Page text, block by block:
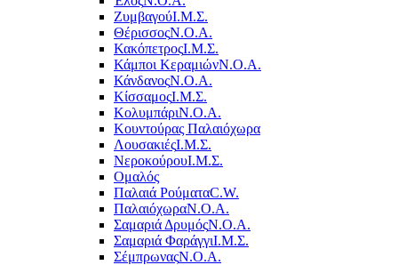
ΖυμβαγούΙ.Μ.Σ.
ΘέρισσοςΝ.Ο.Α.
ΚακόπετροςΙ.Μ.Σ.
Κάμποι ΚεραμιώνΝ.Ο.Α.
ΚάνδανοςΝ.Ο.Α.
ΚίσσαμοςΙ.Μ.Σ.
ΚολυμπάριΝ.Ο.Α.
Κουντούρας Παλαιόχωρα
ΛουσακιέςΙ.Μ.Σ.
ΝεροκούρουΙ.Μ.Σ.
Ομαλός
Παλαιά ΡούματαC.W.
ΠαλαιόχωραΝ.Ο.Α.
Σαμαριά ΔρυμόςΝ.Ο.Α.
Σαμαριά ΦαράγγιΙ.Μ.Σ.
ΣέμπρωναςΝ.Ο.Α.